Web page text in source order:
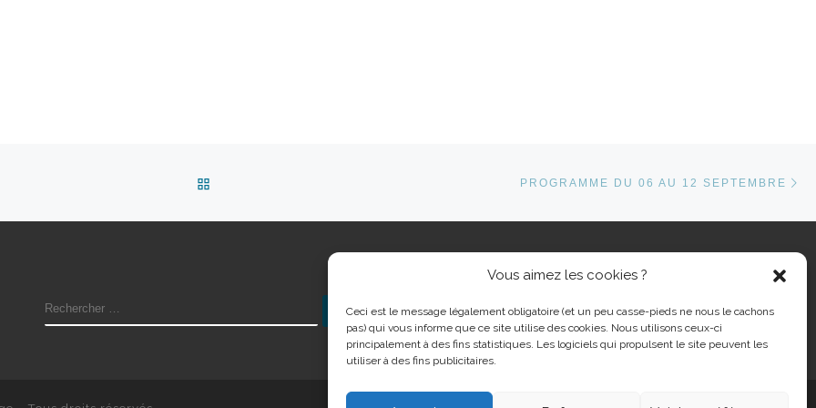
Vous aimez les cookies ?
Ceci est le message légalement obligatoire (et un peu casse-pieds ne nous le cachons
pas) qui vous informe que ce site utilise des cookies. Nous utilisons ceux-ci
principalement à des fins statistiques. Les logiciels qui propulsent le site peuvent les
utiliser à des fins publicitaires.
PROGRAMME DU 06 AU 12 SEPTEMBRE
RECHERCHER Rechercher …